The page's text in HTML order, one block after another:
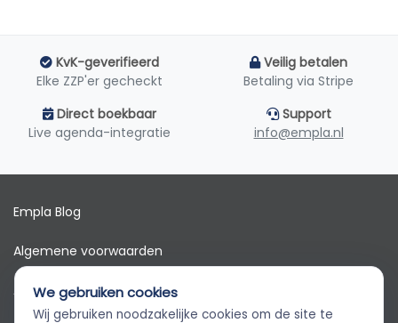
KvK-geverifieerd
Elke ZZP'er gecheckt
Veilig betalen
Betaling via Stripe
Direct boekbaar
Live agenda-integratie
Support
info@empla.nl
Empla Blog
Algemene voorwaarden
AVGWe gebruiken cookies
Wij gebruiken noodzakelijke cookies om de site te